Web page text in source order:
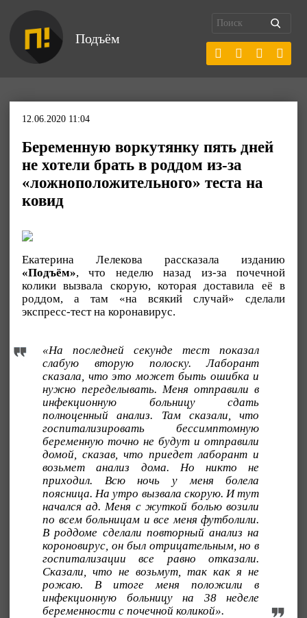
Подъём
12.06.2020 11:04
Беременную воркутянку пять дней
не хотели брать в роддом из-за
«ложноположительного» теста на
ковид
Екатерина Лелекова рассказала изданию
«Подъём», что неделю назад из-за почечной
колики вызвала скорую, которая доставила её в
роддом, а там «на всякий случай» сделали
экспресс-тест на коронавирус.
«На последней секунде тест показал
слабую вторую полоску. Лаборант
сказала, что это может быть ошибка и
нужно переделывать. Меня отправили в
инфекционную больницу сдать
полноценный анализ. Там сказали, что
госпитализировать бессимптомную
беременную точно не будут и отправили
домой, сказав, что приедет лаборант и
возьмет анализ дома. Но никто не
приходил. Всю ночь у меня болела
поясница. На утро вызвала скорую. И тут
начался ад. Меня с жуткой болью возили
по всем больницам и все меня футболили.
В роддоме сделали повторный анализ на
короновирус, он был отрицательным, но в
госпитализации все равно отказали.
Сказали, что не возьмут, так как я не
рожаю. В итоге меня положили в
инфекционную больницу на 38 неделе
беременности с почечной коликой».